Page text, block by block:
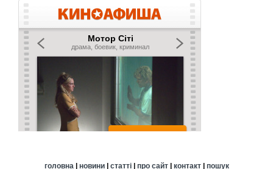
головна| новини| статті| про сайт| контакт| пошук